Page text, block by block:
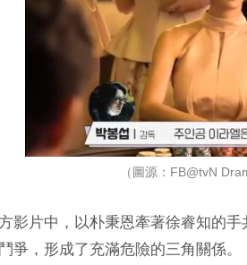
（圖源：FB@tvN
影片中，以朴秉恩牽著徐睿知的
爭，形成了充滿危險的三角關係。